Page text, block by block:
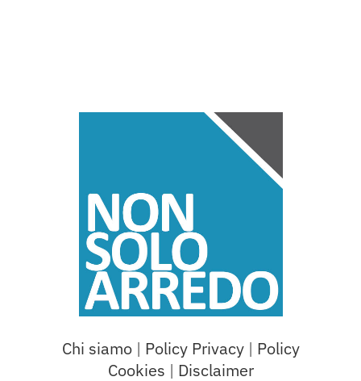
Chi siamo| Policy Privacy| Policy
Cookies | Disclaimer